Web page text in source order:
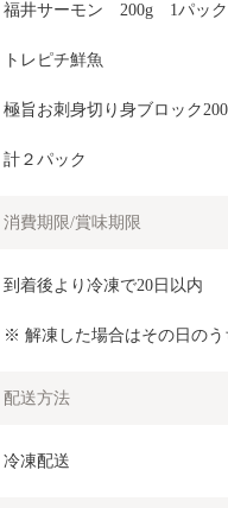
福井サーモン　200g　1パック
トレピチ鮮魚
極旨お刺身切り身ブロック
計２パック
消費期限/賞味期限
到着後より冷凍で20日以内
※ 解凍した場合はその日のう
配送方法
冷凍配送